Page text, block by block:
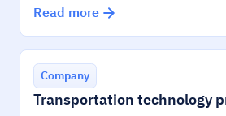
Read more
Company
Transportation technology